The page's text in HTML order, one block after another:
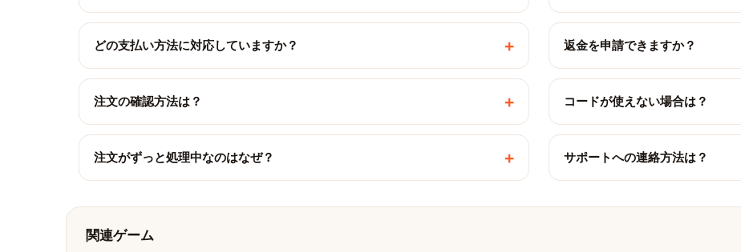
どの支払い方法に対応していますか？ + 返金を申請できますか？
注文の確認方法は？ + コードが使えない場合は？
注文がずっと処理中なのはなぜ？ + サポートへの連絡方法は？
関連ゲーム